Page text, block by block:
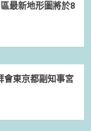
最新地形圖將於8
東京都副知事宮